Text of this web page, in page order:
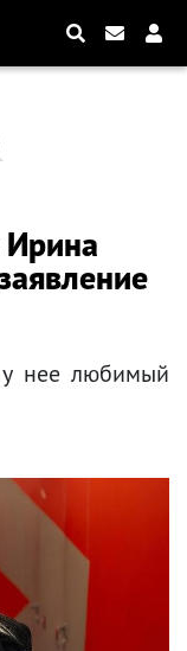
Ирина
у нее любимый